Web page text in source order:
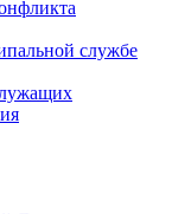
службе